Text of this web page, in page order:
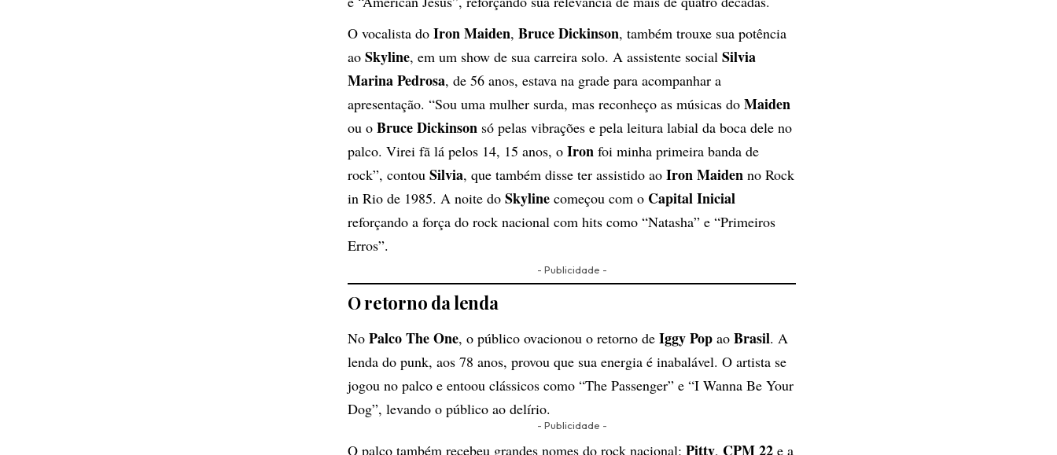
O vocalista do Iron Maiden, Bruce Dickinson, também trouxe sua potência
ao Skyline, em um show de sua carreira solo. A assistente social Silvia
Marina Pedrosa, de 56 anos, estava na grade para acompanhar a
apresentação. “Sou uma mulher surda, mas reconheço as músicas do Maiden
ou o Bruce Dickinson só pelas vibrações e pela leitura labial da boca dele no
palco. Virei fã lá pelos 14, 15 anos, o Iron foi minha primeira banda de
rock”, contou Silvia, que também disse ter assistido ao Iron Maiden no Rock
in Rio de 1985. A noite do Skyline começou com o Capital Inicial
reforçando a força do rock nacional com hits como “Natasha” e “Primeiros
Erros”.
- Publicidade -
O retorno da lenda
No Palco The One, o público ovacionou o retorno de Iggy Pop ao Brasil. A
lenda do punk, aos 78 anos, provou que sua energia é inabalável. O artista se
jogou no palco e entoou clássicos como “The Passenger” e “I Wanna Be Your
Dog”, levando o público ao delírio.
- Publicidade -
O palco também recebeu grandes nomes do rock nacional: Pitty, CPM 22 e a